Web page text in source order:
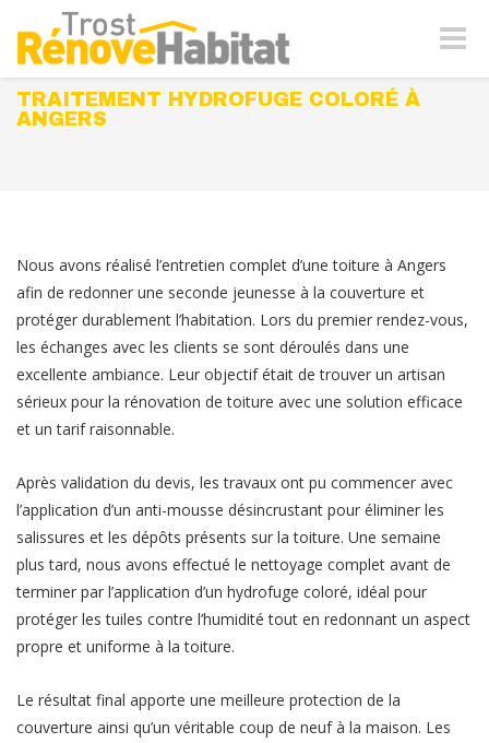
-
TRAITEMENT HYDROFUGE COLORÉ À
ANGERS
Nous avons réalisé l’entretien complet d’une toiture à Angers
afin de redonner une seconde jeunesse à la couverture et
protéger durablement l’habitation. Lors du premier rendez-vous,
les échanges avec les clients se sont déroulés dans une
excellente ambiance. Leur objectif était de trouver un artisan
sérieux pour la rénovation de toiture avec une solution efficace
et un tarif raisonnable.
Après validation du devis, les travaux ont pu commencer avec
l’application d’un anti-mousse désincrustant pour éliminer les
salissures et les dépôts présents sur la toiture. Une semaine
plus tard, nous avons effectué le nettoyage complet avant de
terminer par l’application d’un hydrofuge coloré, idéal pour
protéger les tuiles contre l’humidité tout en redonnant un aspect
propre et uniforme à la toiture.
Le résultat final apporte une meilleure protection de la
couverture ainsi qu’un véritable coup de neuf à la maison. Les